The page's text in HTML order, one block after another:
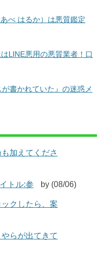
べ はるか）は悪質鑑定
LINE悪用の悪質業者！口
が書かれていた』の迷惑メ
加えてくださ
トル:参
by (08/06)
クしたら、案
らが出てきて